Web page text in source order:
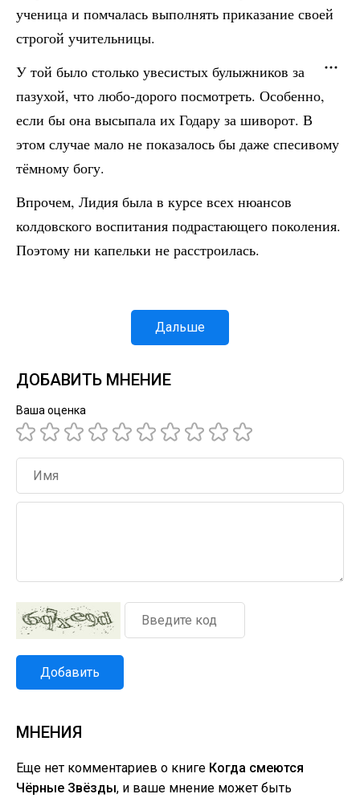
ученица и помчалась выполнять приказание своей
строгой учительницы.
У той было столько увесистых булыжников за
пазухой, что любо-дорого посмотреть. Особенно,
если бы она высыпала их Годару за шиворот. В
этом случае мало не показалось бы даже спесивому
тёмному богу.
Впрочем, Лидия была в курсе всех нюансов
колдовского воспитания подрастающего поколения.
Поэтому ни капельки не расстроилась.
Дальше
ДОБАВИТЬ МНЕНИЕ
Ваша оценка
Добавить
МНЕНИЯ
Еще нет комментариев о книге Когда смеются
Чёрные Звёзды, и ваше мнение может быть